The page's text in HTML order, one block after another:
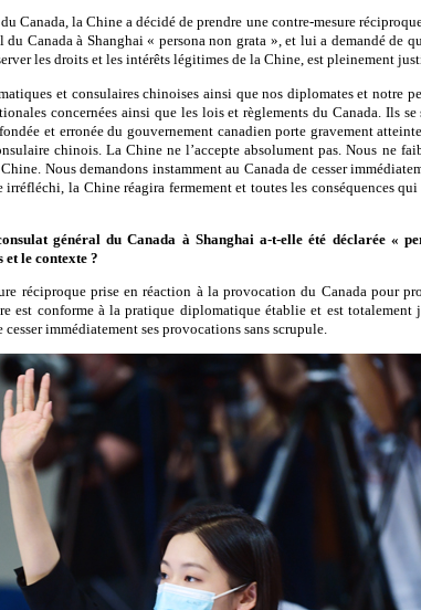
Canada, la Chine a décidé de prendre une contre-mesure
Canada à Shanghai « persona non grata », et lui a demandé de
les droits et les intérêts légitimes de la Chine, est pleinement
et consulaires chinoises ainsi que nos diplomates et notre
concernées ainsi que les lois et règlements du Canada. Ils
et erronée du gouvernement canadien porte gravement
chinois. La Chine ne l’accepte absolument pas. Nous ne
Nous demandons instamment au Canada de cesser
la Chine réagira fermement et toutes les conséquences
général du Canada à Shanghai a-t-elle été déclarée «
et le contexte ?
réciproque prise en réaction à la provocation du Canada pour
est conforme à la pratique diplomatique établie et est totalement
immédiatement ses provocations sans scrupule.